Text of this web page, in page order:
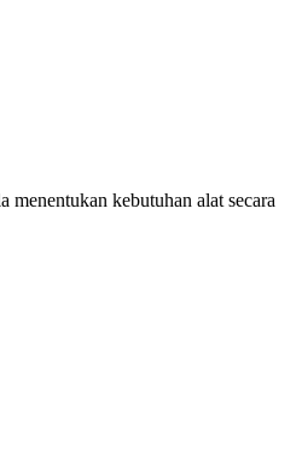
menentukan kebutuhan alat secara